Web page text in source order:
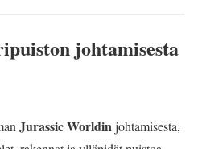
johtamisesta
Jurassic Worldinjohtamisesta,